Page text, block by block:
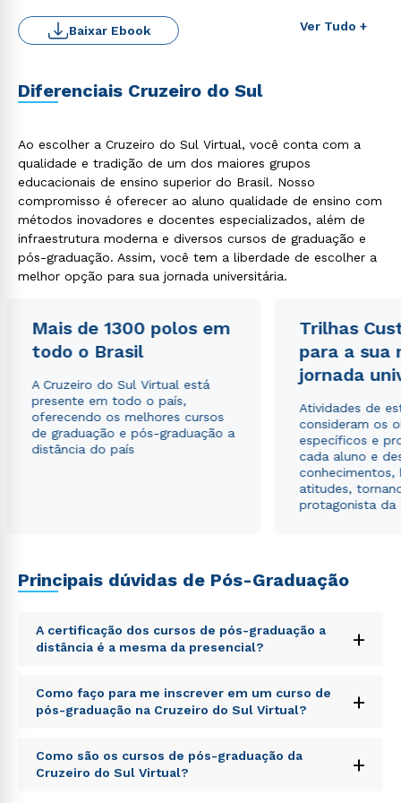
Ver Tudo +
Baixar Ebook
Diferenciais Cruzeiro do Sul
Ao escolher a Cruzeiro do Sul Virtual, você conta com a
qualidade e tradição de um dos maiores grupos
educacionais de ensino superior do Brasil. Nosso
compromisso é oferecer ao aluno qualidade de ensino com
métodos inovadores e docentes especializados, além de
infraestrutura moderna e diversos cursos de graduação e
pós-graduação. Assim, você tem a liberdade de escolher a
melhor opção para sua jornada universitária.
Mais de 1300 polos em
todo o Brasil
A Cruzeiro do Sul Virtual está
presente em todo o país,
oferecendo os melhores cursos
de graduação e pós-graduação a
distância do país
Trilhas
para a sua
jornada
Atividades de
consideram os
específicos e
cada aluno e
conhecimentos,
atitudes,
protagonista da
Principais dúvidas de Pós-Graduação
A certificação dos cursos de pós-graduação a
distância é a mesma da presencial?
+
Sed ut perspiciatis unde omnis iste natus error sit
voluptatem accusantium doloremque laudantium,
totam rem aperiam, eaque ipsa quae ab illo inventore
explicabo. Nemo enim ipsam voluptatem quia
voluptas sit aspernatur aut odit aut fugit, sed quia
Como faço para me inscrever em um curso de
pós-graduação na Cruzeiro do Sul Virtual?
+
Sed ut perspiciatis unde omnis iste natus error sit
voluptatem accusantium doloremque laudantium,
Como são os cursos de pós-graduação da
Cruzeiro do Sul Virtual?
+
Rápido e fácil
WhatsApp
ou
Estou de acordo com a
autorizo que meus dados sejam utilizados para o
envio de conteúdos da Cruzeiro do Sul.